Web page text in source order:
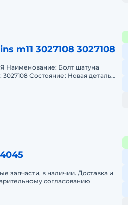
m11 3027108 3027108
Болт шатуна
3027108 Состояние: Новая деталь
в наличии. Доставка и
согласованию